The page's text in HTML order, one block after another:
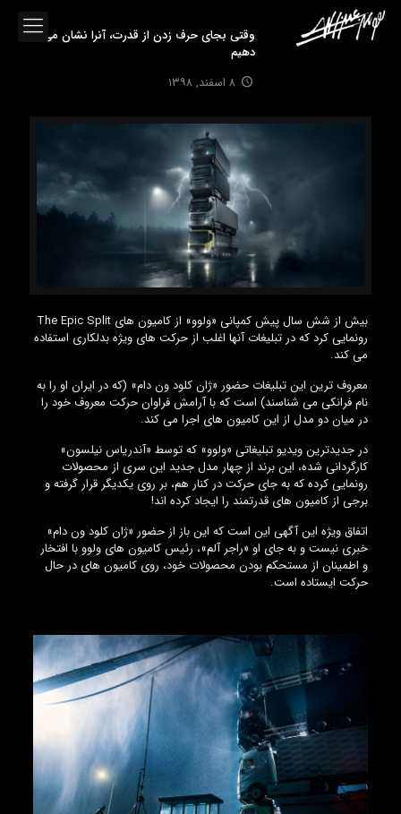
وقتی بجای حرف زدن از قدرت، آنرا نشان می
دهیم
۸ اسفند, ۱۳۹۸
بیش از شش سال پیش کمپانی «ولوو» از کامیون های The Epic Split
رونمایی کرد که در تبلیغات آنها اغلب از حرکت های ویژه بدلکاری استفاده
می کند.
معروف ترین این تبلیغات حضور «ژان کلود ون دام» (که در ایران او را به
نام فرانکی می شناسند) است که با آرامش فراوان حرکت معروف خود را
در میان دو مدل از این کامیون های اجرا می کند.
در جدیدترین ویدیو تبلیغاتی «ولوو» که توسط «آندریاس نیلسون»
کارگردانی شده، این برند از چهار مدل جدید این سری از محصولات
رونمایی کرده که به جای حرکت در کنار هم، بر روی یکدیگر قرار گرفته و
برجی از کامیون های قدرتمند را ایجاد کرده اند!
اتفاق ویژه این آگهی این است که این باز از حضور «ژان کلود ون دام»
خبری نیست و به جای او «راجر آلم»، رئیس کامیون های ولوو با افتخار
و اطمینان از مستحکم بودن محصولات خود، روی کامیون های در حال
حرکت ایستاده است.